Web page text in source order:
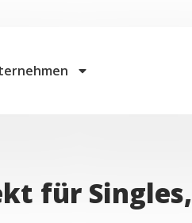
für Singles,